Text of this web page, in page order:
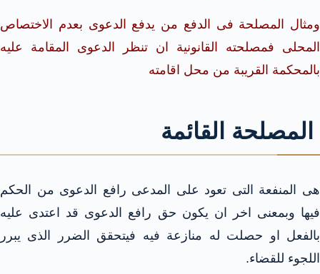
ومثال المصلحة فى الدفع من يدفع الدعوى بعدم الاختصاص
المحلى فمصلحته القانونية ان تنظر الدعوى المقامة عليه
بالمحكمة القريبة من محل اقامته
المصلحة القائمة
هى المنفعة التى تعود على المدعى رافع الدعوى من الحكم
فيها وبمعنى اخر ان يكون حق رافع الدعوى قد اعتدى عليه
بالفعل او حصلت له منازعة فيه فيتحقق الضرر الذى يبرر
اللجوء للقضاء.